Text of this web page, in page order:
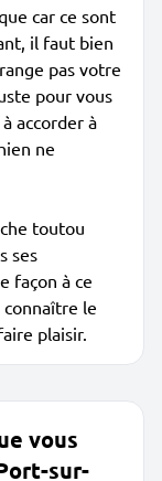
car ce sont
il faut bien
pas votre
pour vous
accorder à
ne
toutou
ses
façon à ce
le
plaisir.
vous
sur-